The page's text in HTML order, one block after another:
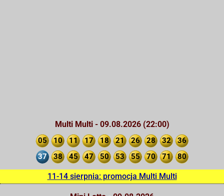
Multi Multi - 09.08.2026 (22:00)
05 10 11 17 18 21 26 28 32
36
37
38 45 47 50 53 55 70 71 80
11-14 sierpnia: promocja Multi Multi